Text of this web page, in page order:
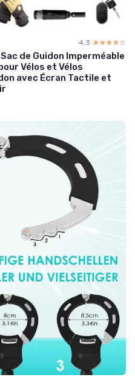
4.3 ☆☆☆☆☆
★★★★★
de Guidon Imperméable
Vélos et Vélos
avec Écran Tactile et